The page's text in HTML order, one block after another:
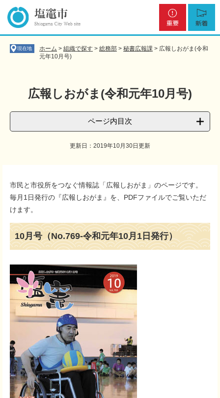
の
ー
現在地 ホーム > 組織で探す > 総務部 > 秘書広報課 > 広報しおがま(令和
元年10月号)
広報しおがま(令和元年10月号)
ページ内目次
更新日：2019年10月30日更新
市民と市役所をつなぐ情報誌「広報しおがま」のページです。
毎月1日発行の『広報しおがま』を、PDFファイルでご覧いただ
けます。
10月号（No.769-令和元年10月1日発行）